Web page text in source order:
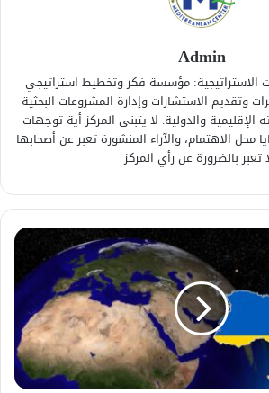
Admin
الاستراتيجية: مؤسسة فكر وتخطيط استراتيجي
وتقديم الاستشارات وإدارة المشروعات البحثية
والدولية. لا يتبنى المركز أية توجهات
الاهتمام، والآراء المنشورة تعبر عن أصحابها
تعبر بالضرورة عن رأي المركز